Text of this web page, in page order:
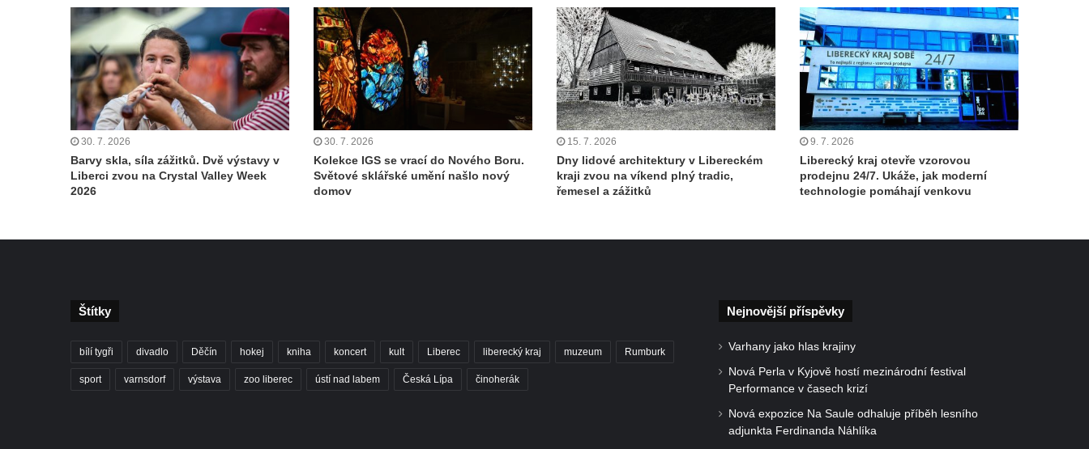
30. 7. 2026
Barvy skla, síla zážitků. Dvě výstavy v
Liberci zvou na Crystal Valley Week
2026
30. 7. 2026
Kolekce IGS se vrací do Nového Boru.
Světové sklářské umění našlo nový
domov
15. 7. 2026
Dny lidové architektury v Libereckém
kraji zvou na víkend plný tradic,
řemesel a zážitků
9. 7. 2026
Liberecký kraj otevře vzorovou
prodejnu 24/7. Ukáže, jak moderní
technologie pomáhají venkovu
Štítky
bílí tygři divadlo Děčín hokej kniha koncert kult Liberec liberecký kraj muzeum Rumburk
sport varnsdorf výstava zoo liberec ústí nad labem Česká Lípa činoherák
Nejnovější příspěvky
Varhany jako hlas krajiny
Nová Perla v Kyjově hostí mezinárodní festival
Performance v časech krizí
Nová expozice Na Saule odhaluje příběh lesního
adjunkta Ferdinanda Náhlíka